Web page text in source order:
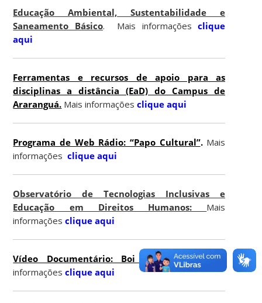
Educação Ambiental, Sustentabilidade e
Saneamento Básico. Mais informaçõesclique
aqui
Ferramentas e recursos de apoio para as
disciplinas a distância (EaD) do Campus de
Araranguá. Mais informaçõesclique aqui
Programa de Web Rádio: “Papo Cultural”. Mais
informações clique aqui
Observatório de Tecnologias Inclusivas e
Educação em Direitos Humanos: Mais
informaçõesclique aqui
Vídeo Documentário: Boi de Mamão.
Mais
informaçõesclique aqui